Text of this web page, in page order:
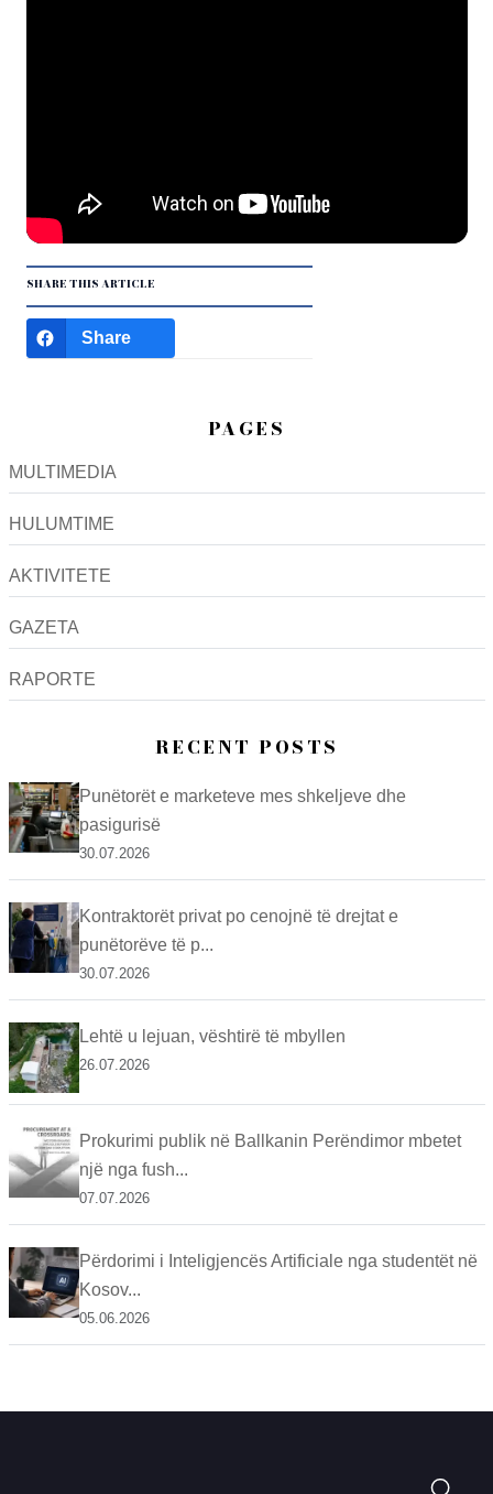
SHARE THIS ARTICLE
Share
PAGES
MULTIMEDIA
HULUMTIME
AKTIVITETE
GAZETA
RAPORTE
RECENT POSTS
Punëtorët e marketeve mes shkeljeve dhe
pasigurisë
30.07.2026
Kontraktorët privat po cenojnë të drejtat e
punëtorëve të p...
30.07.2026
Lehtë u lejuan, vështirë të mbyllen
26.07.2026
Prokurimi publik në Ballkanin Perëndimor mbetet
një nga fush...
07.07.2026
Përdorimi i Inteligjencës Artificiale nga studentët në
Kosov...
05.06.2026